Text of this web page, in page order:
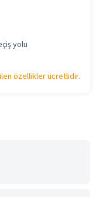
yolu
özellikler ücretlidir.